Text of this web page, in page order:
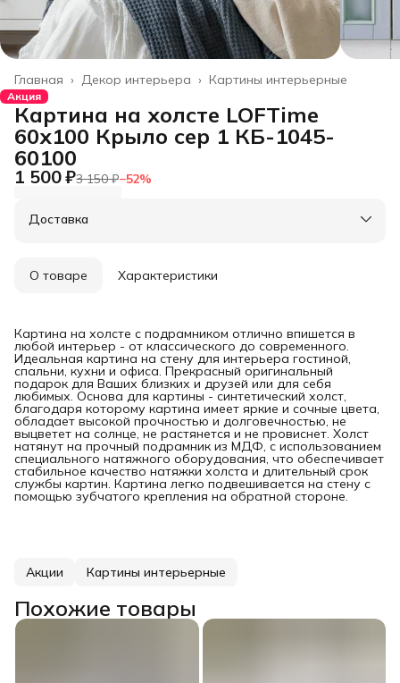
Картины интерьерные
Декор интерьера ›
Главная ›
Акция
Картина на холсте LOFTime
60х100 Крыло сер 1 КБ-1045-
60100
1 500 ₽3 150 ₽−52%
Доставка
О товаре Характеристики
Картина на холсте с подрамником отлично впишется в
любой интерьер - от классического до современного.
Идеальная картина на стену для интерьера гостиной,
спальни, кухни и офиса. Прекрасный оригинальный
подарок для Ваших близких и друзей или для себя
любимых. Основа для картины - синтетический холст,
благодаря которому картина имеет яркие и сочные цвета,
обладает высокой прочностью и долговечностью, не
выцветет на солнце, не растянется и не провиснет. Холст
натянут на прочный подрамник из МДФ, с использованием
специального натяжного оборудования, что обеспечивает
стабильное качество натяжки холста и длительный срок
службы картин. Картина легко подвешивается на стену с
помощью зубчатого крепления на обратной стороне.
Акции Картины интерьерные
Похожие товары